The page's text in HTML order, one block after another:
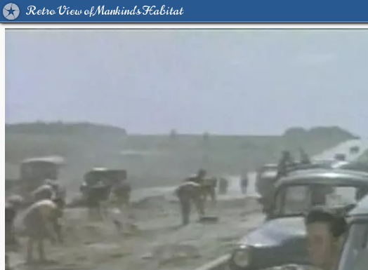
Retro View of Mankind's Habitat